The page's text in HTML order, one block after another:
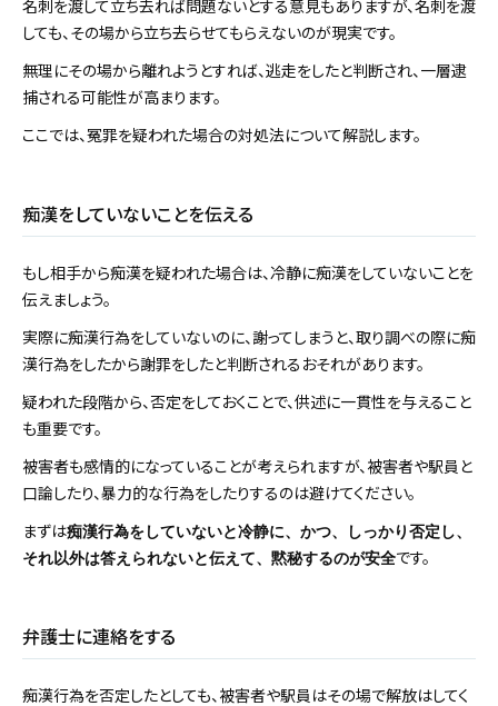
名刺を渡して立ち去れば問題ないとする意見もありますが、名刺を渡
しても、その場から立ち去らせてもらえないのが現実です。
無理にその場から離れようとすれば、逃走をしたと判断され、一層逮
捕される可能性が高まります。
ここでは、冤罪を疑われた場合の対処法について解説します。
痴漢をしていないことを伝える
もし相手から痴漢を疑われた場合は、冷静に痴漢をしていないことを
伝えましょう。
実際に痴漢行為をしていないのに、謝ってしまうと、取り調べの際に痴
漢行為をしたから謝罪をしたと判断されるおそれがあります。
疑われた段階から、否定をしておくことで、供述に一貫性を与えること
も重要です。
被害者も感情的になっていることが考えられますが、被害者や駅員と
口論したり、暴力的な行為をしたりするのは避けてください。
まずは痴漢行為をしていないと冷静に、かつ、しっかり否定し、
それ以外は答えられないと伝えて、黙秘するのが安全です。
弁護士に連絡をする
痴漢行為を否定したとしても、被害者や駅員はその場で解放はしてく